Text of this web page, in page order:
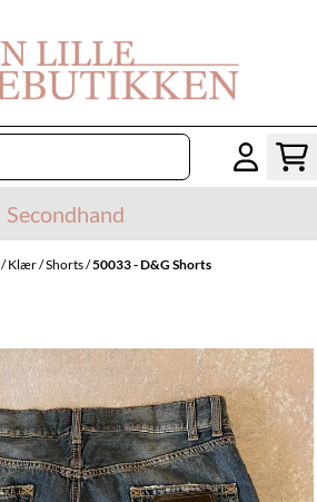
Secondhand
/Klær/Shorts/50033 - D&G Shorts